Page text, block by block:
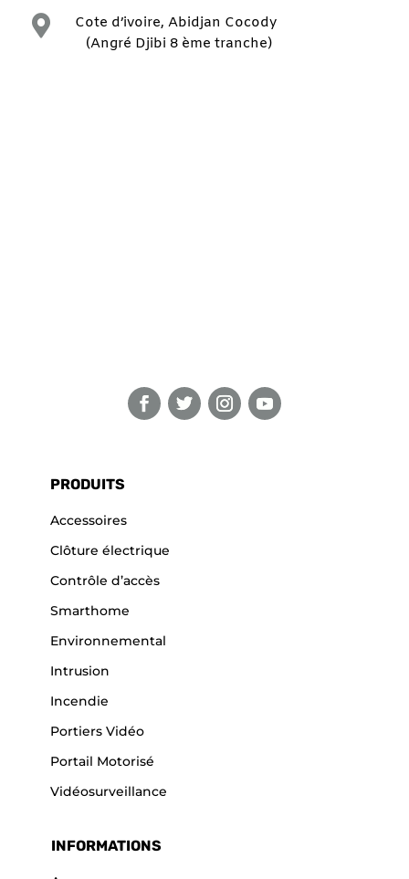

Cote d’ivoire, Abidjan Cocody
(Angré Djibi 8 ème tranche)
PRODUITS
Accessoires
Clôture électrique
Contrôle d’accès
Smarthome
Environnemental
Intrusion
Incendie
Portiers Vidéo
Portail Motorisé
Vidéosurveillance
INFORMATIONS